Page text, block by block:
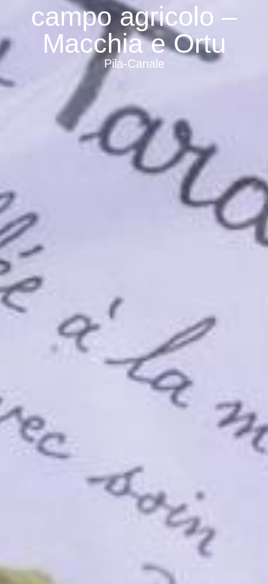
campo agricolo –
Macchia e Ortu
Pila-Canale